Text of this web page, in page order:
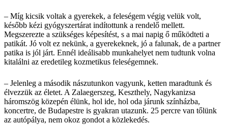
– Míg kicsik voltak a gyerekek, a feleségem végig velük volt,
később kézi gyógyszertárat indítottunk a rendelő mellett.
Megszerezte a szükséges képesítést, s a mai napig ő működteti a
patikát. Jó volt ez nekünk, a gyerekeknek, jó a falunak, de a partner
patika is jól járt. Ennél ideálisabb munkahelyet nem tudtunk volna
kitalálni az eredetileg kozmetikus feleségemnek.
– Jelenleg a második nászutunkon vagyunk, ketten maradtunk és
élvezzük az életet. A Zalaegerszeg, Keszthely, Nagykanizsa
háromszög közepén élünk, hol ide, hol oda járunk színházba,
koncertre, de Budapestre is gyakran utazunk. 25 percre van tőlünk
az autópálya, nem okoz gondot a közlekedés.